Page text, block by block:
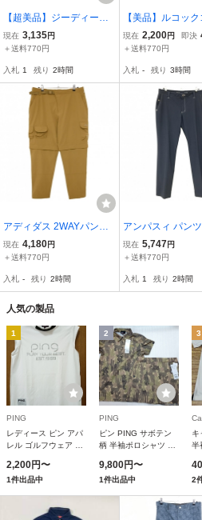
【超美品】ジーディーオ
ーオリジナル パンツ ライ
トグレー×白 カモフラ 迷
GDO ORIGINAL
現在 3,135円
＋送料770円
入札 1 残り 2時間
【美品】ルコック
パンツ 白×グレー
ロゴ刺しゅう メン
if
現在 2,200円 即決
＋送料770円
入札 - 残り 3時間
アディダス 2WAYパンツ
ブラウン系 裾着脱可 メン
ズ L ゴルフウェア adidas
現在 4,180円
＋送料770円
入札 - 残り 2時間
アンパスィ パン
ー ストレッチ メ
(LL) ゴルフウェア
現在 5,747 円
＋送料770円
入札 1 残り 2時間
人気の製品
1
PING
レディース ピン アパ
レル ゴルフウェア ノ
ロシャツ 622-
2160306
2,200円〜
1件出品中
2
PING
ピン PING サボテン
柄 半袖ポロシャツ レ
9,800円〜
1件出品中
3
キ
半
M)
2